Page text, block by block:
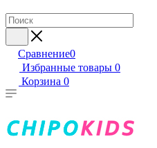
Сравнение0
Избранные товары 0
Корзина 0